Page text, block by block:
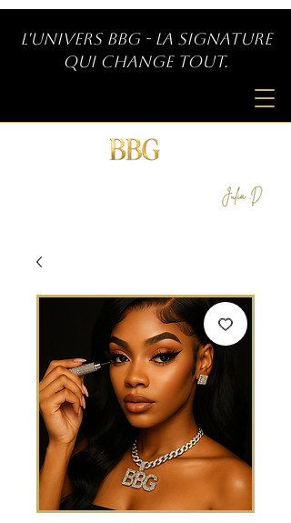
L'univers BBG - La signature
qui change tout.